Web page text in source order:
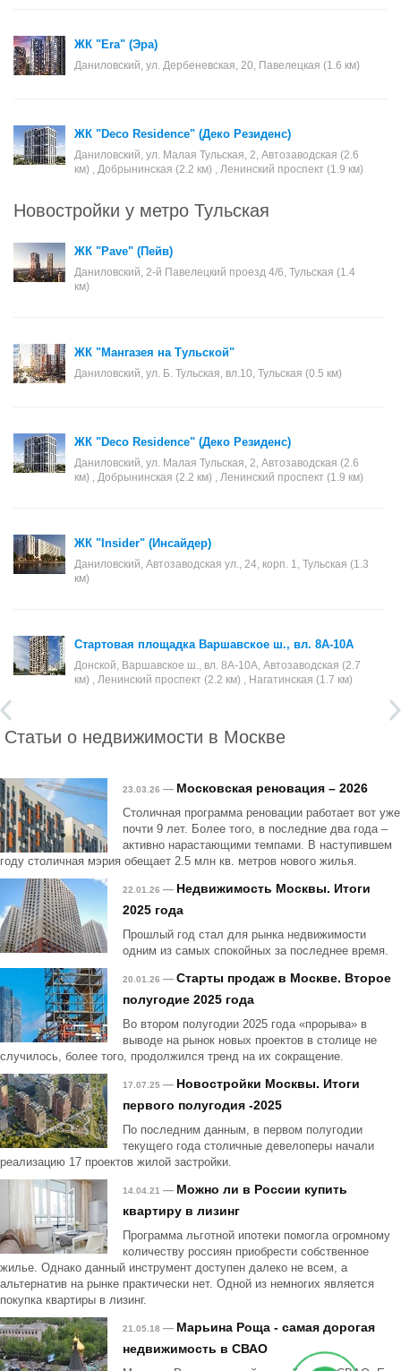
ЖК "Era" (Эра)
Даниловский, ул. Дербеневская, 20, Павелецкая (1.6 км)
ЖК "Deco Residence" (Деко Резиденс)
Даниловский, ул. Малая Тульская, 2, Автозаводская (2.6
км) , Добрынинская (2.2 км) , Ленинский проспект (1.9 км)
Новостройки у метро Тульская
ЖК "Pave" (Пейв)
Даниловский, 2-й Павелецкий проезд 4/6, Тульская (1.4
км)
ЖК "Мангазея на Тульской"
Даниловский, ул. Б. Тульская, вл.10, Тульская (0.5 км)
ЖК "Deco Residence" (Деко Резиденс)
Даниловский, ул. Малая Тульская, 2, Автозаводская (2.6
км) , Добрынинская (2.2 км) , Ленинский проспект (1.9 км)
ЖК "Insider" (Инсайдер)
Даниловский, Автозаводская ул., 24, корп. 1, Тульская (1.3
км)
Стартовая площадка Варшавское ш., вл. 8А-10А
Донской, Варшавское ш., вл. 8А-10А, Автозаводская (2.7
км) , Ленинский проспект (2.2 км) , Нагатинская (1.7 км)
Статьи о недвижимости в Москве
23.03.26 — Московская реновация – 2026
Столичная программа реновации работает вот уже
почти 9 лет. Более того, в последние два года –
активно нарастающими темпами. В наступившем
году столичная мэрия обещает 2.5 млн кв. метров нового жилья.
22.01.26 — Недвижимость Москвы. Итоги
2025 года
Прошлый год стал для рынка недвижимости
одним из самых спокойных за последнее время.
20.01.26 — Старты продаж в Москве. Второе
полугодие 2025 года
Во втором полугодии 2025 года «прорыва» в
выводе на рынок новых проектов в столице не
случилось, более того, продолжился тренд на их сокращение.
17.07.25 — Новостройки Москвы. Итоги
первого полугодия -2025
По последним данным, в первом полугодии
текущего года столичные девелоперы начали
реализацию 17 проектов жилой застройки.
14.04.21 — Можно ли в России купить
квартиру в лизинг
Программа льготной ипотеки помогла огромному
количеству россиян приобрести собственное
жилье. Однако данный инструмент доступен далеко не всем, а
альтернатив на рынке практически нет. Одной из немногих является
покупка квартиры в лизинг.
21.05.18 — Марьина Роща - самая дорогая
недвижимость в СВАО